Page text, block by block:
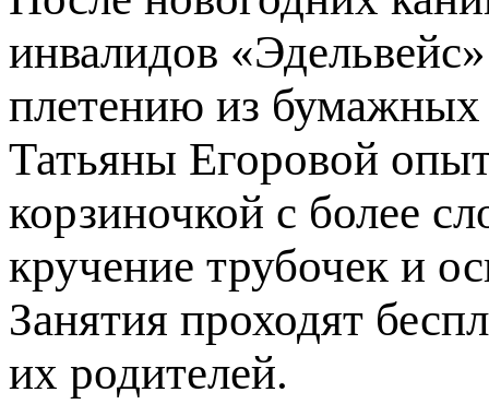
инвалидов
плетению из бумажных
Татьяны Егоровой
корзиночкой с более
кручение трубочек и
Занятия проходят
их родителей.